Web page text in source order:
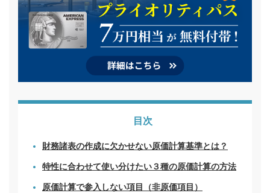
目次
財務諸表の作成に欠かせない原価計算基準とは？
特性に合わせて使い分けたい３種の原価計算の方法
原価計算で参入しない項目（非原価項目）